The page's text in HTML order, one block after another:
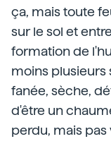
ça, mais toute
sur le sol et
formation de
moins plusieurs
fanée, sèche,
d'être un
perdu, mais